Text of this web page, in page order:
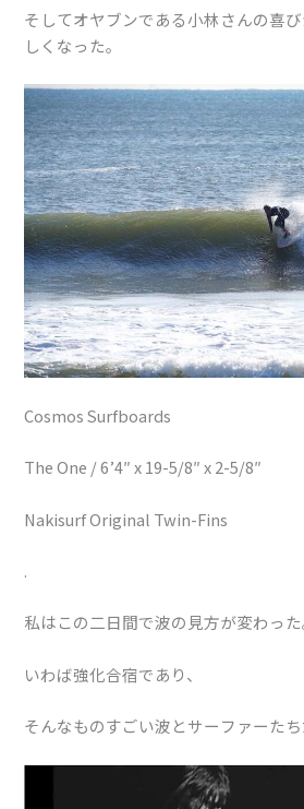
そしてオヤブンである小林さんの喜
しくなった。
Cosmos Surfboards
The One / 6’4″ x 19-5/8″ x 2-5/8″
Nakisurf Original Twin-Fins
.
私はこの二日間で波の見方が変わった
いわば強化合宿であり、
そんなものすごい波とサーファーたち